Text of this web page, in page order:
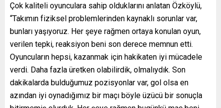
Çok kaliteli oyunculara sahip olduklarını anlatan Özköylü,
“Takımın fiziksel problemlerinden kaynaklı sorunlar var,
bunları yaşıyoruz. Her şeye rağmen ortaya konulan oyun,
verilen tepki, reaksiyon beni son derece memnun etti.
Oyuncuların hepsi, kazanmak için hakikaten iyi mücadele
verdi. Daha fazla üretken olabilirdik, olmalıydık. Son
dakikalarda bulduğumuz pozisyonlar var, gol olsa en
azından iyi oynadığımız bir maçı böyle üzücü bir sonuçla